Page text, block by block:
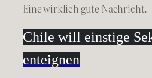
Eine wirklich gute Nachricht.
Chile will einstige
enteignen